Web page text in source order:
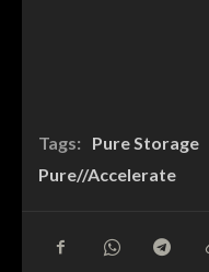
Tags: Pure Storage
Pure//Accelerate